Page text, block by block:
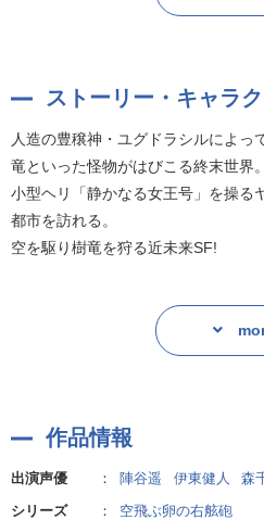
ストーリー・キャラ
人造の豊穣神・ユグドラシルによっ
竜といった怪物がはびこる終末世界。
小型ヘリ「静かなる女王号」を操る
都市を訪れる。
空を駆り樹竜を狩る近未来SF!
作品情報
出演声優 ： 陣谷遥 伊東健人 森
シリーズ
：
空飛ぶ卵の右舷砲